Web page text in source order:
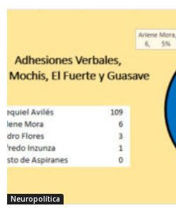
Neuropolítica